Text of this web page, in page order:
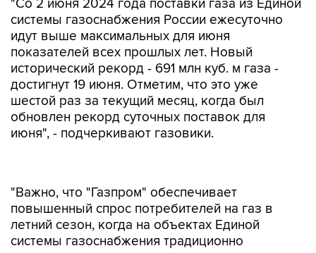
"Со 2 июня 2024 года поставки газа из Единой
системы газоснабжения России ежесуточно
идут выше максимальных для июня
показателей всех прошлых лет. Новый
исторический рекорд - 691 млн куб. м газа -
достигнут 19 июня. Отметим, что это уже
шестой раз за текущий месяц, когда был
обновлен рекорд суточных поставок для
июня", - подчеркивают газовики.
летний сезон, когда на объектах Единой
системы газоснабжения традиционно
проводятся планово-предупредительные
ремонты", - также отмечает концерн.